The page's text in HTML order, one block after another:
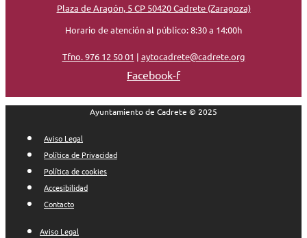
Plaza de Aragón, 5 CP 50420 Cadrete (Zaragoza)
Horario de atención al público: 8:30 a 14:00h
Tfno. 976 12 50 01 | aytocadrete@cadrete.org
Facebook-f
Ayuntamiento de Cadrete © 2025
Aviso Legal
Política de Privacidad
Política de cookies
Accesibilidad
Contacto
Aviso Legal